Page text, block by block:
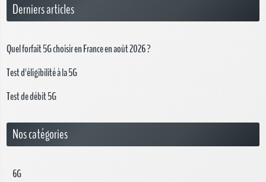
Derniers articles
Quel forfait 5G choisir en France en août 2026 ?
Test d'éligibilité à la 5G
Test de débit 5G
Nos catégories
6G